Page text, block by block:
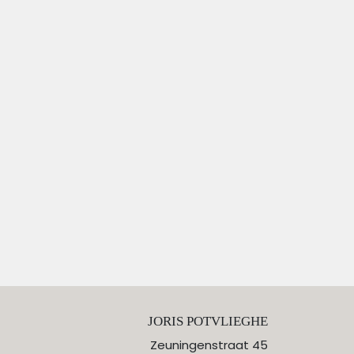
JORIS POTVLIEGHE
Zeuningenstraat 45